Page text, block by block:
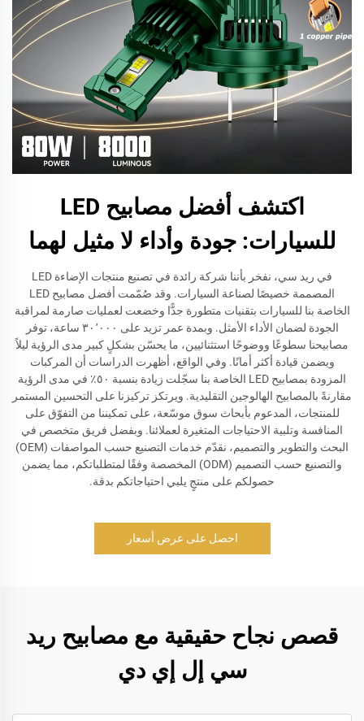
اكتشف أفضل مصابيح LED
للسيارات: جودة وأداء لا مثيل لهما
في ريد سي، نفخر بأننا شركة رائدة في تصنيع منتجات الإضاءة LED
المصممة خصيصًا لصناعة السيارات. وقد صُمّمت أفضل مصابيح LED
الخاصة بنا للسيارات بتقنيات متطورة جدًّا وخضعت لعمليات صارمة لمراقبة
الجودة لضمان الأداء الأمثل. وبمدة عمر تزيد على ٣٠٬٠٠٠ ساعة، توفر
مصابيحنا سطوعًا ووضوحًا استثنائيين، ما يحسّن بشكلٍ كبير مدى الرؤية ليلاً
ويضمن قيادة أكثر أمانًا. وفي الواقع، أظهرت الدراسات أن المركبات
المزودة بمصابيح LED الخاصة بنا سجّلت زيادة بنسبة ٥٠٪ في مدى الرؤية
مقارنةً بالمصابيح الهالوجين التقليدية. ويرتكز تركيزنا على التحسين المستمر
للمنتجات، المدعوم بأبحاث سوق موسّعة، على تمكيننا من التفوّق على
المنافسة وتلبية الاحتياجات المتغيرة لعملائنا. وبفضل فريق متخصص في
البحث والتطوير والتصميم، نقدّم خدمات التصنيع حسب المواصفات (OEM)
والتصنيع حسب التصميم (ODM) المخصصة وفقًا لمتطلباتكم، مما يضمن
حصولكم على منتجٍ يلبي احتياجاتكم بدقة.
احصل على عرض أسعار
قصص نجاح حقيقية مع مصابيح ريد
سي إل إي دي